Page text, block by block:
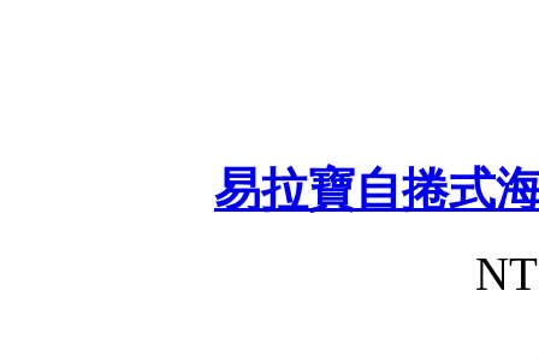
易拉寶自捲式